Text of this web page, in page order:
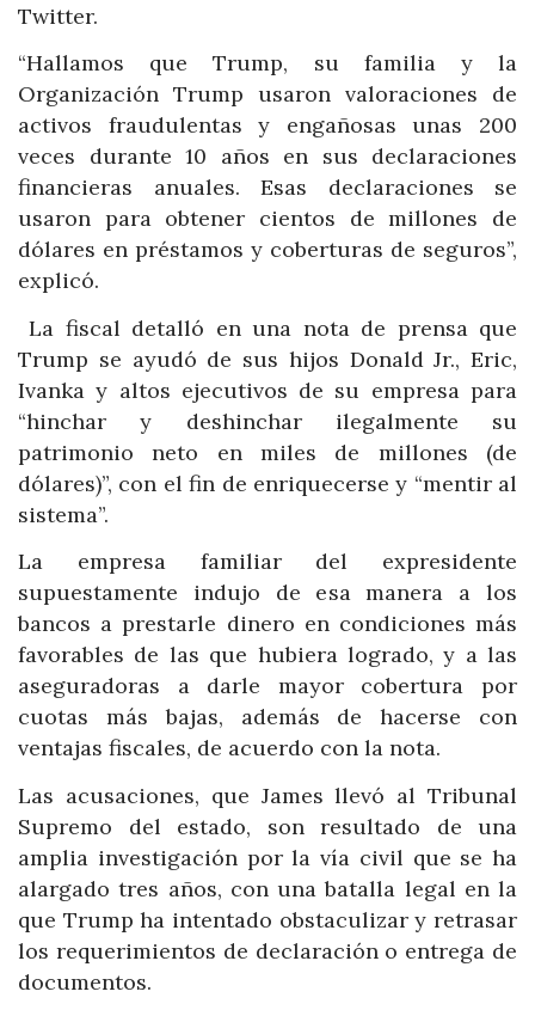
Twitter.
“Hallamos que Trump, su familia y la
Organización Trump usaron valoraciones de
activos fraudulentas y engañosas unas 200
veces durante 10 años en sus declaraciones
financieras anuales. Esas declaraciones se
usaron para obtener cientos de millones de
dólares en préstamos y coberturas de seguros”,
explicó.
La fiscal detalló en una nota de prensa que
Trump se ayudó de sus hijos Donald Jr., Eric,
Ivanka y altos ejecutivos de su empresa para
“hinchar y deshinchar ilegalmente su
patrimonio neto en miles de millones (de
dólares)”, con el fin de enriquecerse y “mentir al
sistema”.
La empresa familiar del expresidente
supuestamente indujo de esa manera a los
bancos a prestarle dinero en condiciones más
favorables de las que hubiera logrado, y a las
aseguradoras a darle mayor cobertura por
cuotas más bajas, además de hacerse con
ventajas fiscales, de acuerdo con la nota.
Las acusaciones, que James llevó al Tribunal
Supremo del estado, son resultado de una
amplia investigación por la vía civil que se ha
alargado tres años, con una batalla legal en la
que Trump ha intentado obstaculizar y retrasar
los requerimientos de declaración o entrega de
documentos.